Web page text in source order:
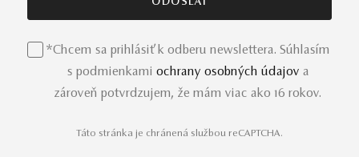
*Chcem sa prihlásiť k odberu newslettera. Súhlasím
s podmienkami ochrany osobných údajov a
zároveň potvrdzujem, že mám viac ako 16 rokov.
Táto stránka je chránená službou reCAPTCHA.